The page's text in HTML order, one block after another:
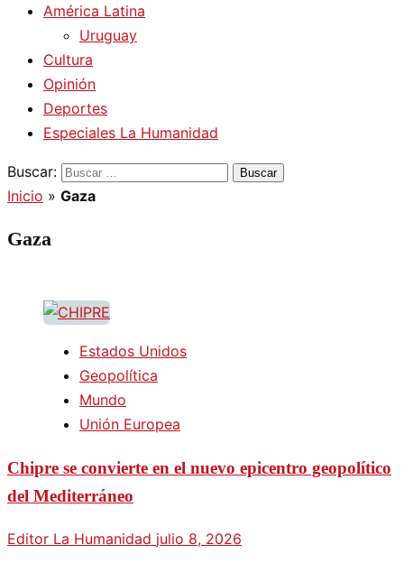
América Latina
Uruguay
Cultura
Opinión
Deportes
Especiales La Humanidad
Buscar:
Inicio » Gaza
Gaza
Estados Unidos
Geopolítica
Mundo
Unión Europea
Chipre se convierte en el nuevo epicentro geopolítico
del Mediterráneo
Editor La Humanidad julio 8, 2026